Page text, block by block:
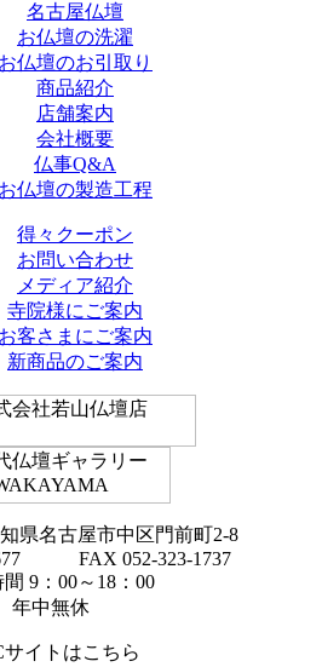
名古屋仏壇
お仏壇の洗濯
お仏壇のお引取り
商品紹介
店舗案内
会社概要
仏事Q&A
お仏壇の製造工程
得々クーポン
お問い合わせ
メディア紹介
寺院様にご案内
お客さまにご案内
新商品のご案内
県名古屋市中区門前町2-8
FAX 052-323-1737
9：00～18：00
年中無休